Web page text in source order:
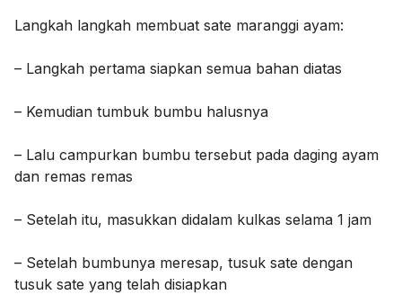
Langkah langkah membuat sate maranggi ayam:
– Langkah pertama siapkan semua bahan diatas
– Kemudian tumbuk bumbu halusnya
– Lalu campurkan bumbu tersebut pada daging ayam
dan remas remas
– Setelah itu, masukkan didalam kulkas selama 1 jam
– Setelah bumbunya meresap, tusuk sate dengan
tusuk sate yang telah disiapkan